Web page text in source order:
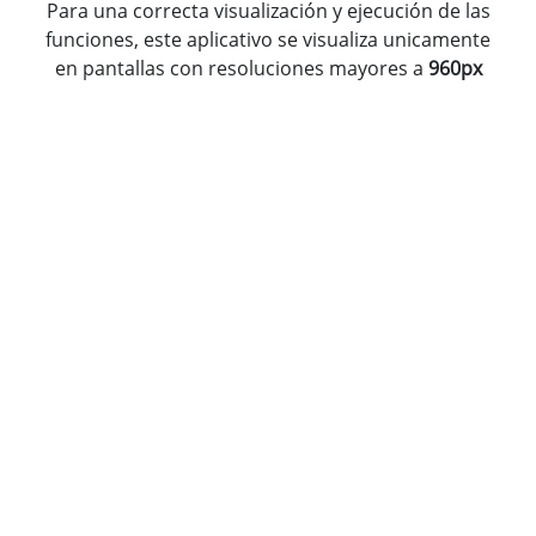
Para una correcta visualización y ejecución de las
funciones, este aplicativo se visualiza unicamente
en pantallas con resoluciones mayores a 960px